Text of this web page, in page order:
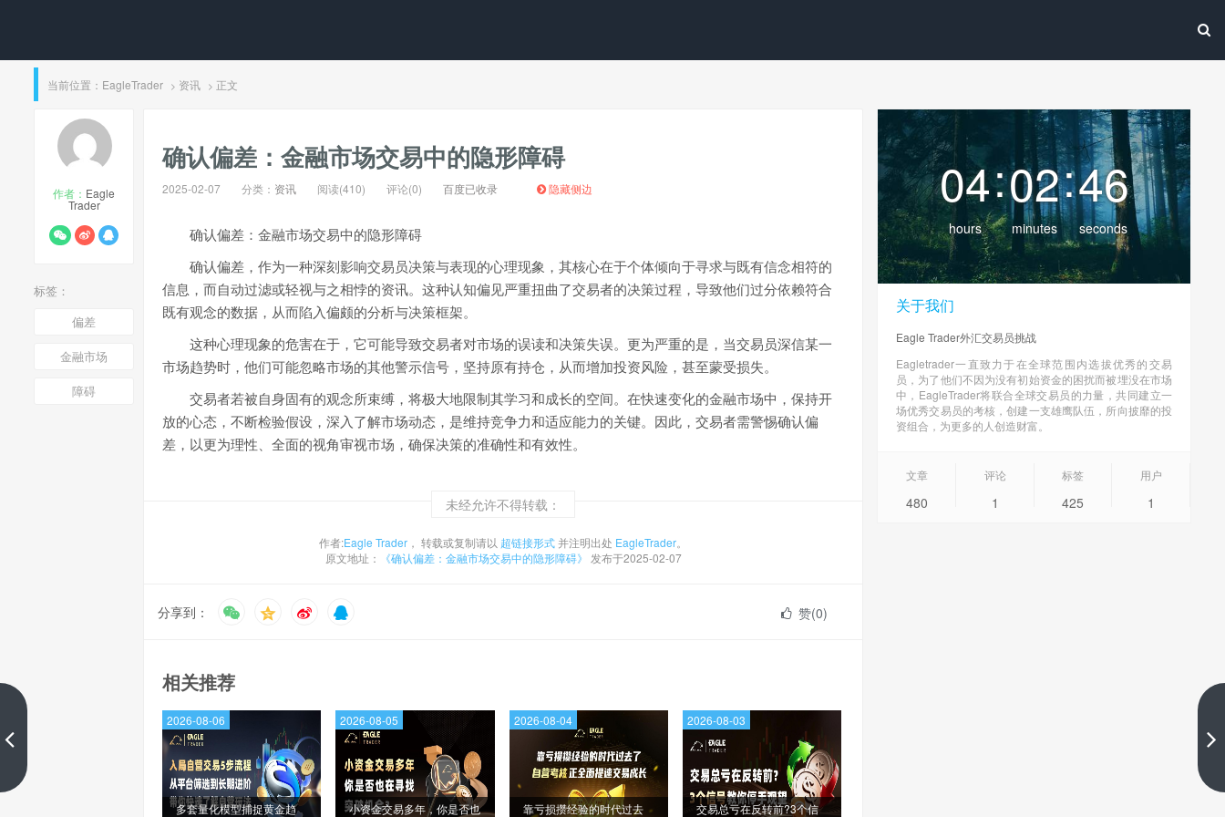
​寻找最适合你的交易风格
当前位置： EagleTrader > 资讯 > 正文
作者： Eagle
Trader
标签：
偏差
金融市场
障碍
确认偏差：金融市场交易中的隐形障碍
2025-02-07 分类： 资讯 阅读(410) 评论(0) 百度已收录 隐藏侧边
确认偏差：金融市场交易中的隐形障碍
确认偏差，作为一种深刻影响交易员决策与表现的心理现象，其核心在于个体倾向于寻求与既有信念相符的
信息，而自动过滤或轻视与之相悖的资讯。这种认知偏见严重扭曲了交易者的决策过程，导致他们过分依赖符合
既有观念的数据，从而陷入偏颇的分析与决策框架。
这种心理现象的危害在于，它可能导致交易者对市场的误读和决策失误。更为严重的是，当交易员深信某一
市场趋势时，他们可能忽略市场的其他警示信号，坚持原有持仓，从而增加投资风险，甚至蒙受损失。
交易者若被自身固有的观念所束缚，将极大地限制其学习和成长的空间。在快速变化的金融市场中，保持开
放的心态，不断检验假设，深入了解市场动态，是维持竞争力和适应能力的关键。因此，交易者需警惕确认偏
差，以更为理性、全面的视角审视市场，确保决策的准确性和有效性。
未经允许不得转载：
作者:Eagle Trader ， 转载或复制请以 超链接形式并注明出处 EagleTrader。
原文地址：
《确认偏差：金融市场交易中的隐形障碍》 发布于2025-02-07
分享到： 赞(0)
相关推荐
多套量化模型捕捉黄金趋
2026-08-06
小资金交易多年，你是否也
2026-08-05
靠亏损攒经验的时代过去
2026-08-04
交易总亏在反转前?3个信
2026-08-03
04
hours
:02
minutes
:47
seconds
关于我们
Eagle Trader外汇交易员挑战
Eagletrader一直致力于在全球范围内选拔优秀的交易
员，为了他们不因为没有初始资金的困扰而被埋没在市场
中，EagleTrader将联合全球交易员的力量，共同建立一
场优秀交易员的考核，创建一支雄鹰队伍，所向披靡的投
资组合，为更多的人创造财富。
文章
480
评论
1
标签
425
用户
1